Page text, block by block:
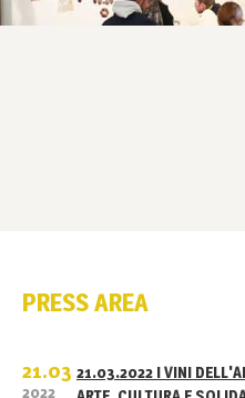
PRESS AREA
21.03
2022
21.03.2022 I VINI